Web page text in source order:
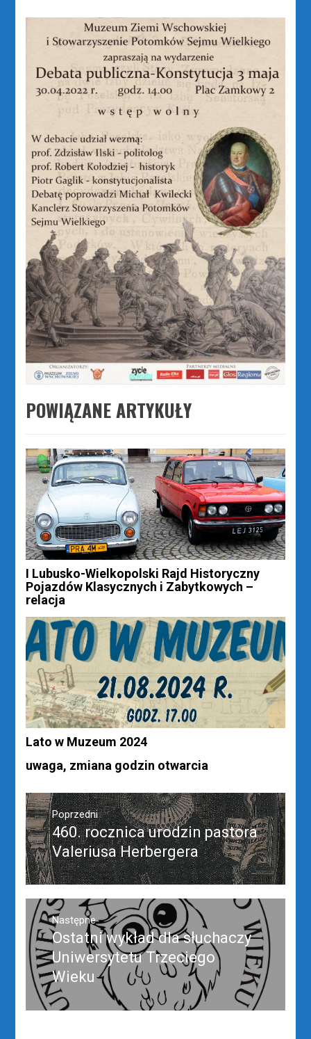
POWIĄZANE ARTYKUŁY
I Lubusko-Wielkopolski Rajd Historyczny
Pojazdów Klasycznych i Zabytkowych –
relacja
Lato w Muzeum 2024
uwaga, zmiana godzin otwarcia
Nawigacja
wpisuPoprzedni
Poprzedni
wpis:
460. rocznica urodzin pastora
Valeriusa Herbergera
Następne
Następny
post:
Ostatni wykład dla słuchaczy
Uniwersytetu Trzeciego
Wieku